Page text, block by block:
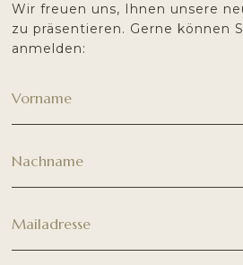
Wir freuen uns, Ihnen unsere
zu präsentieren. Gerne können
anmelden: